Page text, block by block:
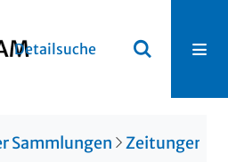
Detailsuche
Sammlungen Zeitungen